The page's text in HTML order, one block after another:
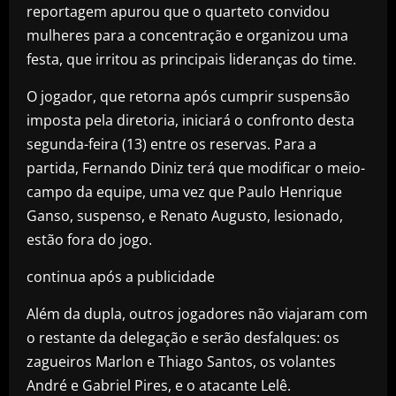
reportagem apurou que o quarteto convidou
mulheres para a concentração e organizou uma
festa, que irritou as principais lideranças do time.
O jogador, que retorna após cumprir suspensão
imposta pela diretoria, iniciará o confronto desta
segunda-feira (13) entre os reservas. Para a
partida, Fernando Diniz terá que modificar o meio-
campo da equipe, uma vez que Paulo Henrique
Ganso, suspenso, e Renato Augusto, lesionado,
estão fora do jogo.
continua após a publicidade
Além da dupla, outros jogadores não viajaram com
o restante da delegação e serão desfalques: os
zagueiros Marlon e Thiago Santos, os volantes
André e Gabriel Pires, e o atacante Lelê.